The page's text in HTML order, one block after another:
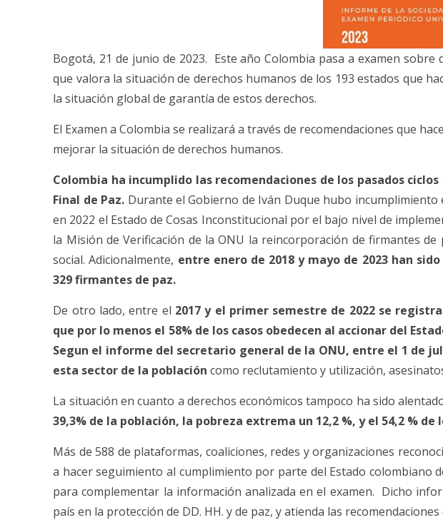
Bogotá, 21 de junio de 2023. Este año Colombia pasa a examen
que valora la situación de derechos humanos de los 193 estados que
la situación global de garantía de estos derechos.
El Examen a Colombia se realizará a través de recomendaciones que
mejorar la situación de derechos humanos.
Colombia ha incumplido las recomendaciones de los pasados
Final de Paz. Durante el Gobierno de Iván Duque hubo
en 2022 el Estado de Cosas Inconstitucional por el bajo nivel de
la Misión de Verificación de la ONU la reincorporación de firmantes
social. Adicionalmente, entre enero de 2018 y mayo de 2023 han
329 firmantes de paz.
De otro lado, entre el 2017 y el primer semestre de 2022 se
que por lo menos el 58% de los casos obedecen al accionar del
Segun el informe del secretario general de la ONU, entre el 1 de
esta sector de la población como reclutamiento y utilización,
La situación en cuanto a derechos económicos tampoco ha sido
39,3% de la población, la pobreza extrema un 12,2 %, y el 54,2 %
Más de 588 de plataformas, coaliciones, redes y organizaciones
a hacer seguimiento al cumplimiento por parte del Estado colombiano
para complementar la información analizada en el examen. Dicho
país en la protección de DD. HH. y de paz, y atienda las